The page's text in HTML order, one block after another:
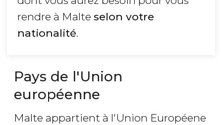
rendre à Malte selon votre
nationalité.
Pays de l'Union
européenne
Malte appartient à l'Union Européene